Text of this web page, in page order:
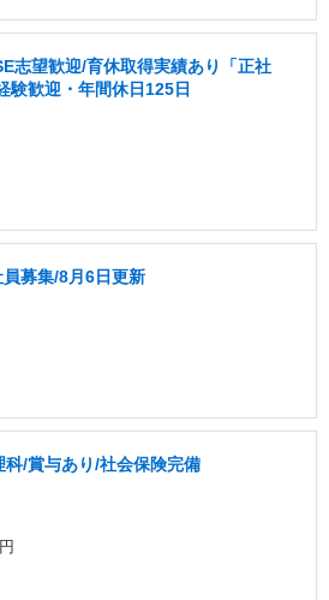
志望歓迎/育休取得実績あり「正社
験歓迎・年間休日125日
募集/8月6日更新
/賞与あり/社会保険完備